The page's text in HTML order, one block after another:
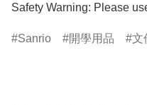
Safety Warning: Please
Sanrio 開學用品 文